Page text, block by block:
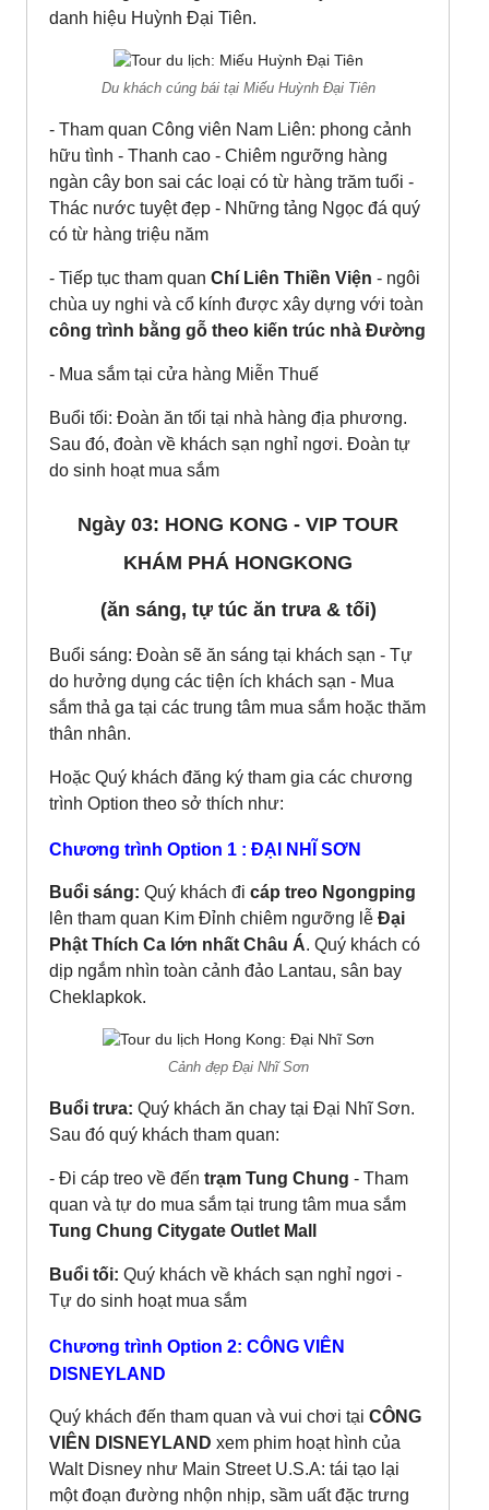
danh hiệu Huỳnh Đại Tiên.
Du khách cúng bái tại Miếu Huỳnh Đại Tiên
- Tham quan Công viên Nam Liên: phong cảnh
hữu tình - Thanh cao - Chiêm ngưỡng hàng
ngàn cây bon sai các loại có từ hàng trăm tuổi -
Thác nước tuyệt đẹp - Những tảng Ngọc đá quý
có từ hàng triệu năm
- Tiếp tục tham quan Chí Liên Thiền Viện - ngôi
chùa uy nghi và cổ kính được xây dựng với toàn
công trình bằng gỗ theo kiến trúc nhà Đường
- Mua sắm tại cửa hàng Miễn Thuế
Buổi tối: Đoàn ăn tối tại nhà hàng địa phương.
Sau đó, đoàn về khách sạn nghỉ ngơi. Đoàn tự
do sinh hoạt mua sắm
Ngày 03: HONG KONG - VIP TOUR
KHÁM PHÁ HONGKONG
(ăn sáng, tự túc ăn trưa & tối)
Buổi sáng: Đoàn sẽ ăn sáng tại khách sạn - Tự
do hưởng dụng các tiện ích khách sạn - Mua
sắm thả ga tại các trung tâm mua sắm hoặc thăm
thân nhân.
Hoặc Quý khách đăng ký tham gia các chương
trình Option theo sở thích như:
Chương trình Option 1 : ĐẠI NHĨ SƠN
Buổi sáng: Quý khách đi cáp treo Ngongping
lên tham quan Kim Đỉnh chiêm ngưỡng lễ Đại
Phật Thích Ca lớn nhất Châu Á. Quý khách có
dịp ngắm nhìn toàn cảnh đảo Lantau, sân bay
Cheklapkok.
Cảnh đẹp Đại Nhĩ Sơn
Buổi trưa: Quý khách ăn chay tại Đại Nhĩ Sơn.
Sau đó quý khách tham quan:
- Đi cáp treo về đến trạm Tung Chung - Tham
quan và tự do mua sắm tại trung tâm mua sắm
Tung Chung Citygate Outlet Mall
Buổi tối: Quý khách về khách sạn nghỉ ngơi -
Tự do sinh hoạt mua sắm
Chương trình Option 2: CÔNG VIÊN
DISNEYLAND
Quý khách đến tham quan và vui chơi tại CÔNG
VIÊN DISNEYLAND xem phim hoạt hình của
Walt Disney như Main Street U.S.A: tái tạo lại
một đoạn đường nhộn nhịp, sầm uất đặc trưng